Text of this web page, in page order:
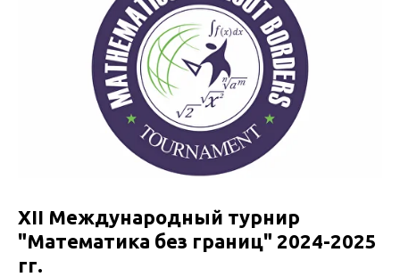
XII Международный турнир
"Математика без границ" 2024-2025
гг.